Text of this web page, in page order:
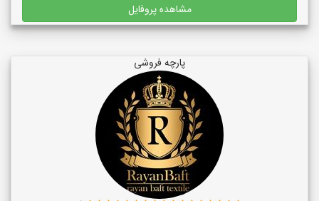
مشاهده پروفایل
پارچه فروشی